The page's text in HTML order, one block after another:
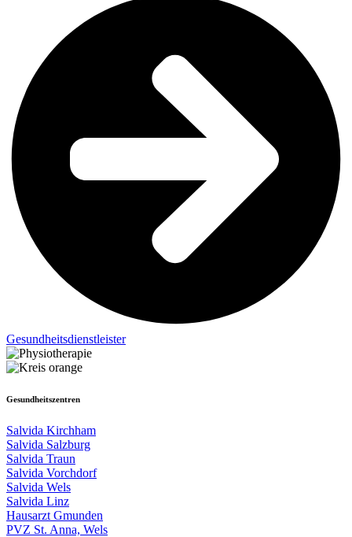
Gesund­heits­dienst­leister
Gesundheitszentren
Salvida Kirchham
Salvida Salzburg
Salvida Traun
Salvida Vorchdorf
Salvida Wels
Salvida Linz
Hausarzt Gmunden
PVZ St. Anna, Wels